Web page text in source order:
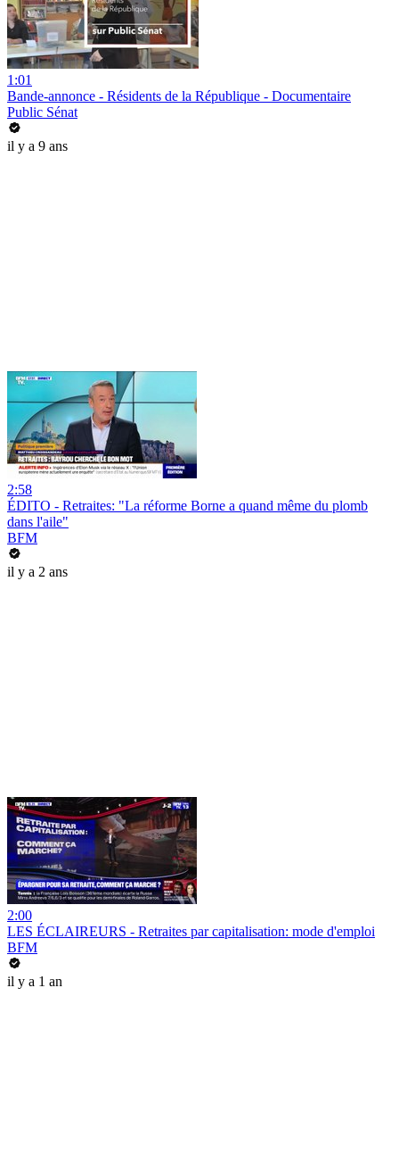
1:01
Bande-annonce - Résidents de la République - Documentaire
Public Sénat
il y a 9 ans
2:58
ÉDITO - Retraites: "La réforme Borne a quand même du plomb
dans l'aile"
BFM
il y a 2 ans
2:00
LES ÉCLAIREURS - Retraites par capitalisation: mode d'emploi
BFM
il y a 1 an